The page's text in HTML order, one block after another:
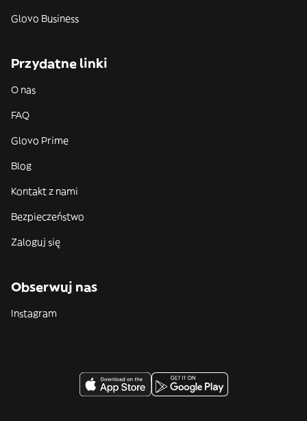
Glovo Business
Przydatne linki
O nas
FAQ
Glovo Prime
Blog
Kontakt z nami
Bezpieczeństwo
Zaloguj się
Obserwuj nas
Instagram